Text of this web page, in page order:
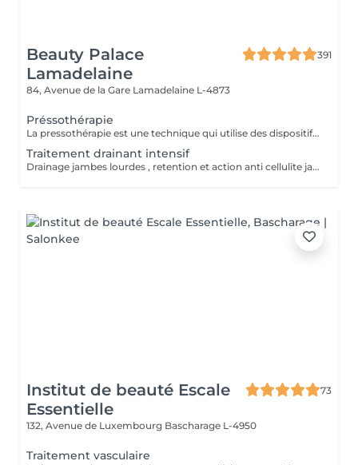
Beauty Palace
Lamadelaine
391
84, Avenue de la Gare Lamadelaine L-4873
Préssothérapie
La pressothérapie est une technique qui utilise des dispositifs gonflables pour exercer une pression séquentielle sur les jambes, les bras ou le corps. Ce traitement stimule la circulation sanguine et lymphatique, aide à réduire la rétention d'eau et les gonflements, tout en favorisant la détoxification, la relaxation et le bien-être général.
Traitement drainant intensif
Drainage jambes lourdes , retention et action anti cellulite jambes et abdomen
Institut de beauté Escale
Essentielle
73
132, Avenue de Luxembourg Bascharage L-4950
Traitement vasculaire